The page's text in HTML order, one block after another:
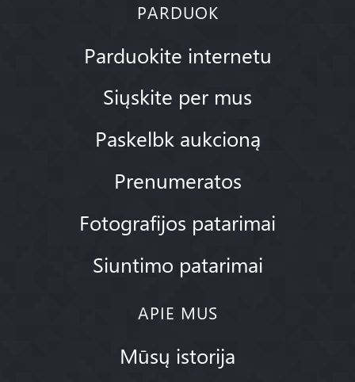
PARDUOK
Parduokite internetu
Siųskite per mus
Paskelbk aukcioną
Prenumeratos
Fotografijos patarimai
Siuntimo patarimai
APIE MUS
Mūsų istorija